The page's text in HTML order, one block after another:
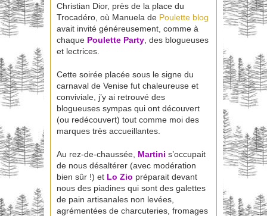
Christian Dior, près de la place du
Trocadéro, où Manuela de Poulette blog
avait invité généreusement, comme à
chaque Poulette Party , des blogueuses
et lectrices.
Cette soirée placée sous le signe du
carnaval de Venise fut chaleureuse et
conviviale, j’y ai retrouvé des
blogueuses sympas qui ont découvert
(ou redécouvert) tout comme moi des
marques très accueillantes.
Au rez-de-chaussée, Martini s’occupait
de nous désaltérer (avec modération
bien sûr !) et Lo Zio préparait devant
nous des piadines qui sont des galettes
de pain artisanales non levées,
agrémentées de charcuteries, fromages